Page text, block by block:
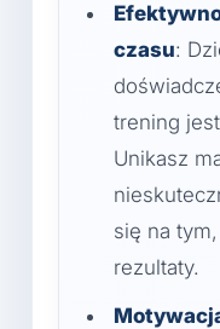
czasu:
trening
Unikasz
się na
rezultaty.